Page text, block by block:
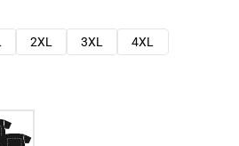
2XL 3XL
4XL